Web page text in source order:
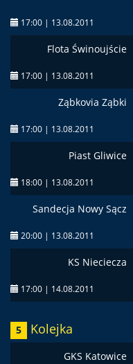
17:00 | 13.08.2011
Flota Świnoujście
17:00 | 13.08.2011
Ząbkovia Ząbki
17:00 | 13.08.2011
Piast Gliwice
18:00 | 13.08.2011
Sandecja Nowy Sącz
20:00 | 13.08.2011
KS Nieciecza
17:00 | 14.08.2011
5 Kolejka
GKS Katowice